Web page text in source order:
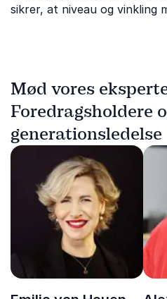
sikrer, at niveau og vinkling
Mød vores
Foredragsholdere
generationsledelse